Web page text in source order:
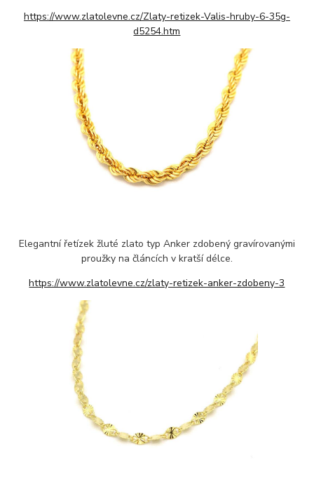
https://www.zlatolevne.cz/Zlaty-retizek-Valis-hruby-6-35g-
d5254.htm
Elegantní řetízek žluté zlato typ Anker zdobený gravírovanými
proužky na článcích v kratší délce.
https://www.zlatolevne.cz/zlaty-retizek-anker-zdobeny-3